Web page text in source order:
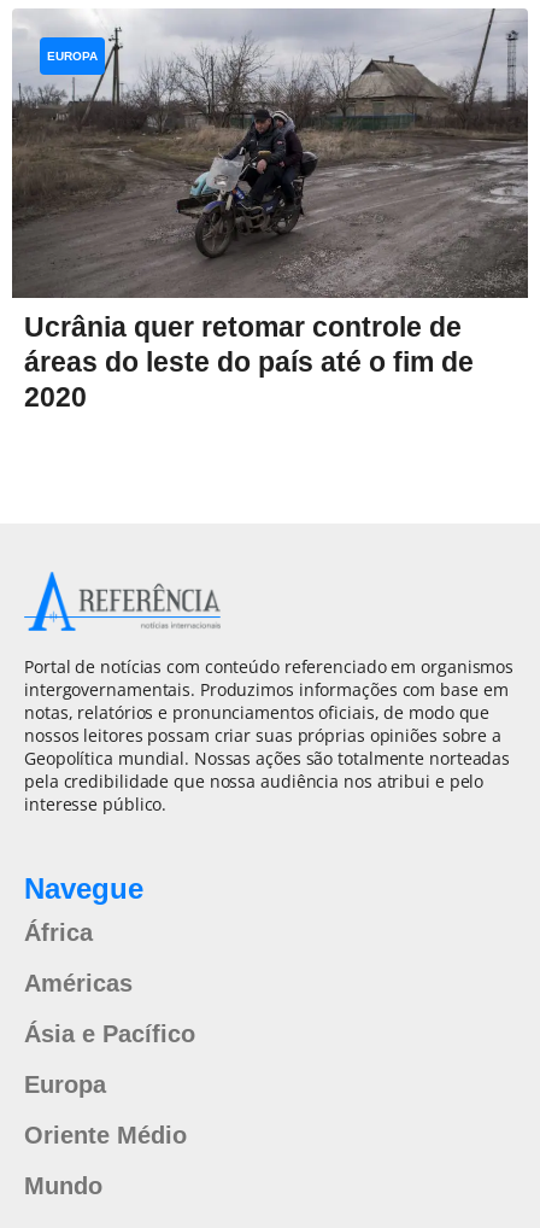
Ucrânia quer retomar controle de
áreas do leste do país até o fim de
2020
EUROPA
Portal de notícias com conteúdo referenciado em organismos
intergovernamentais. Produzimos informações com base em
notas, relatórios e pronunciamentos oficiais, de modo que
nossos leitores possam criar suas próprias opiniões sobre a
Geopolítica mundial. Nossas ações são totalmente norteadas
pela credibilidade que nossa audiência nos atribui e pelo
interesse público.
Navegue
África
Américas
Ásia e Pacífico
Europa
Oriente Médio
Mundo